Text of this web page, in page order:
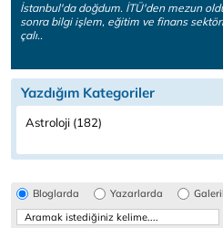
İstanbul'da doğdum. İTÜ'den mezun
sonra bilgi işlem, eğitim ve finans
çalı..
Yazdığım Kategoriler
Astroloji (182)
Bloglarda Yazarlarda